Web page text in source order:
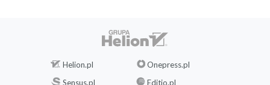
Helion.pl
Onepress.pl
Sensus.pl
Editio.pl